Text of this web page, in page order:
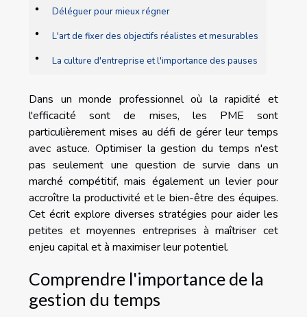
Déléguer pour mieux régner
L'art de fixer des objectifs réalistes et mesurables
La culture d'entreprise et l'importance des pauses
Dans un monde professionnel où la rapidité et
l'efficacité sont de mises, les PME sont
particulièrement mises au défi de gérer leur temps
avec astuce. Optimiser la gestion du temps n'est
pas seulement une question de survie dans un
marché compétitif, mais également un levier pour
accroître la productivité et le bien-être des équipes.
Cet écrit explore diverses stratégies pour aider les
petites et moyennes entreprises à maîtriser cet
enjeu capital et à maximiser leur potentiel.
Comprendre l'importance de la
gestion du temps